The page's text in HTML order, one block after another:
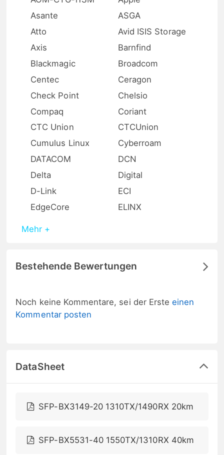
Asante
ASGA
Atto
Avid ISIS Storage
Axis
Barnfind
Blackmagic
Broadcom
Centec
Ceragon
Check Point
Chelsio
Compaq
Coriant
CTC Union
CTCUnion
Cumulus Linux
Cyberroam
DATACOM
DCN
Delta
Digital
D-Link
ECI
EdgeCore
ELINX
Mehr +
Bestehende Bewertungen
Noch keine Kommentare, sei der Ersteeinen
Kommentar posten
DataSheet
SFP-BX3149-20 1310TX/1490RX 20km
SFP-BX5531-40 1550TX/1310RX 40km